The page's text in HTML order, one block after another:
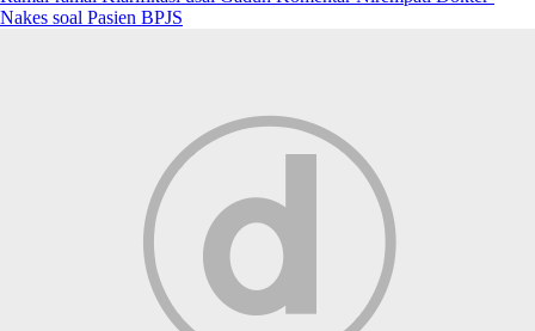
Nakes soal Pasien BPJS